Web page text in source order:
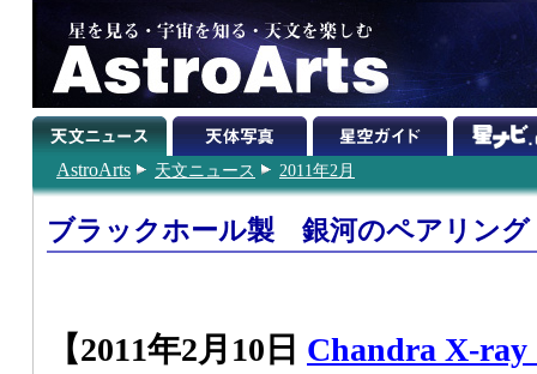
AstroArts 天文ニュース 2011年2月
ブラックホール製 銀河のペアリング
【2011年2月10日 Chandra X-ray